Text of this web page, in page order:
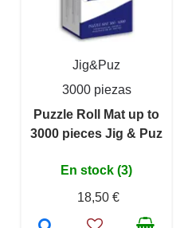
Jig&Puz
3000 piezas
Puzzle Roll Mat up to
3000 pieces Jig & Puz
En stock (3)
18,50 €